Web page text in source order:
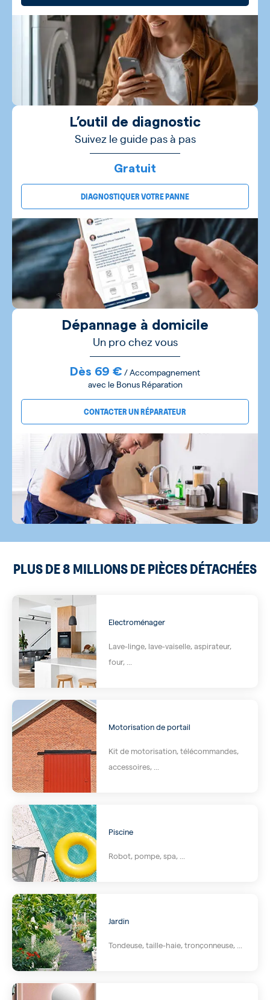
L’outil de diagnostic
Suivez le guide pas à pas
Gratuit
DIAGNOSTIQUER VOTRE PANNE
Dépannage à domicile
Un pro chez vous
Dès 69 € / Accompagnement
avec le Bonus Réparation
CONTACTER UN RÉPARATEUR
PLUS DE 8 MILLIONS DE PIÈCES DÉTACHÉES
Electroménager
Lave-linge, lave-vaiselle, aspirateur,
four, ...
Motorisation de portail
Kit de motorisation, télécommandes,
accessoires, ...
Piscine
Robot, pompe, spa, ...
Jardin
Tondeuse, taille-haie, tronçonneuse, ...